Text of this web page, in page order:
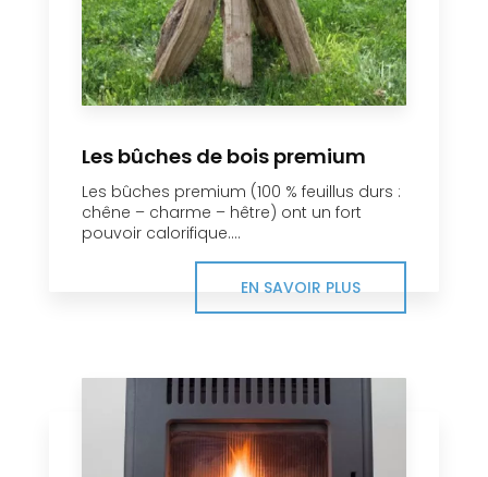
Les bûches de bois premium
Les bûches premium (100 % feuillus durs :
chêne – charme – hêtre) ont un fort
pouvoir calorifique....
EN SAVOIR PLUS